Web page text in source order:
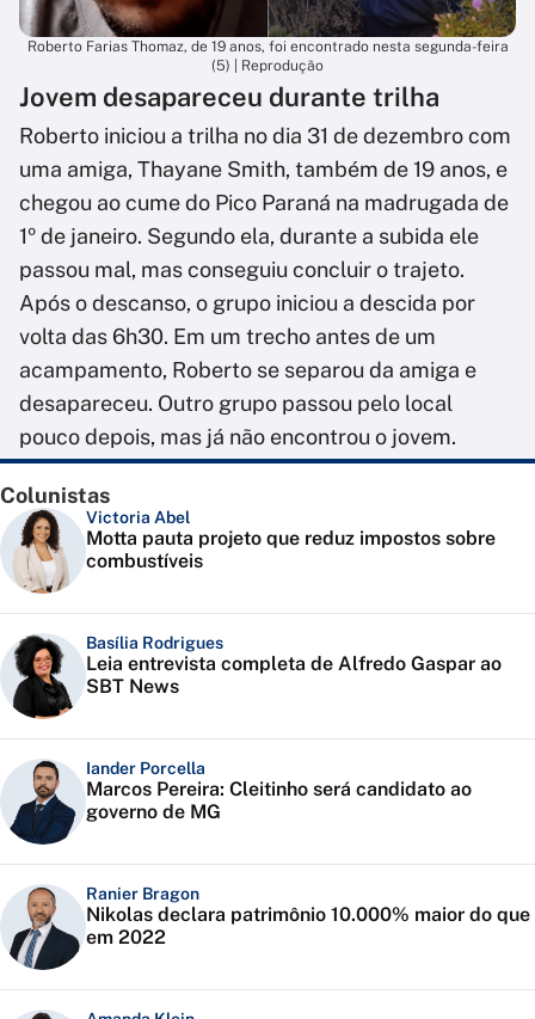
Roberto Farias Thomaz, de 19 anos, foi encontrado nesta segunda-feira
(5) | Reprodução
Jovem desapareceu durante trilha
Roberto iniciou a trilha no dia 31 de dezembro com
uma amiga, Thayane Smith, também de 19 anos, e
chegou ao cume do Pico Paraná na madrugada de
1º de janeiro. Segundo ela, durante a subida ele
passou mal, mas conseguiu concluir o trajeto.
Após o descanso, o grupo iniciou a descida por
volta das 6h30. Em um trecho antes de um
acampamento, Roberto se separou da amiga e
desapareceu. Outro grupo passou pelo local
pouco depois, mas já não encontrou o jovem.
Colunistas
Victoria Abel
Motta pauta projeto que reduz impostos sobre
combustíveis
Basília Rodrigues
Leia entrevista completa de Alfredo Gaspar ao
SBT News
Iander Porcella
Marcos Pereira: Cleitinho será candidato ao
governo de MG
Ranier Bragon
Nikolas declara patrimônio 10.000% maior do que
em 2022